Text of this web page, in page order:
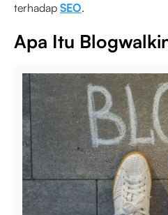
terhadap SEO.
Apa Itu